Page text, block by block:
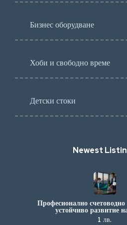
Бизнес оборудване
Хоби и свободно време
Детски стоки
Newest
Професионално счетоводно
устойчиво развитие
1 лв.